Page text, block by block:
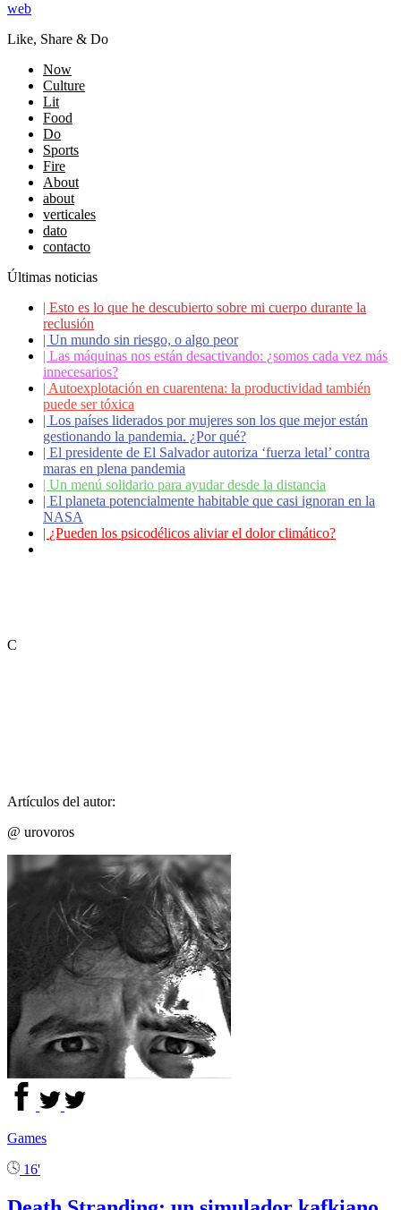
web
Like, Share & Do
Now
Culture
Lit
Food
Do
Sports
Fire
About
about
verticales
dato
contacto
Últimas noticias
| Esto es lo que he descubierto sobre mi cuerpo durante la
reclusión
| Un mundo sin riesgo, o algo peor
| Las máquinas nos están desactivando: ¿somos cada vez más
innecesarios?
| Autoexplotación en cuarentena: la productividad también
puede ser tóxica
| Los países liderados por mujeres son los que mejor están
gestionando la pandemia. ¿Por qué?
| El presidente de El Salvador autoriza ‘fuerza letal’ contra
maras en plena pandemia
| Un menú solidario para ayudar desde la distancia
| El planeta potencialmente habitable que casi ignoran en la
NASA
| ¿Pueden los psicodélicos aliviar el dolor climático?
C
Artículos del autor:
@ urovoros
Games
16'